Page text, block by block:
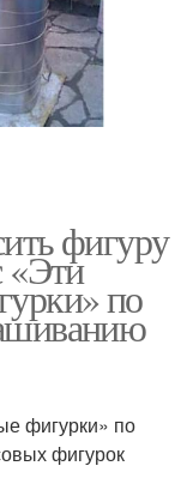
фигуру
«Эти
по
фигурки» по
фигурок